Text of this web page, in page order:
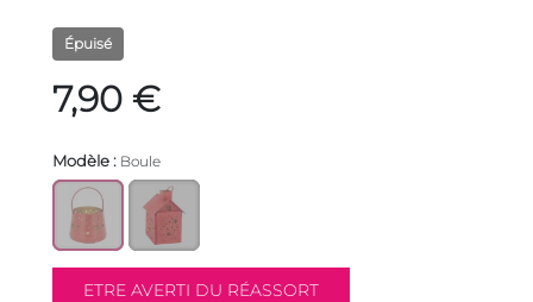
Épuisé
7,90 €
Modèle : Boule